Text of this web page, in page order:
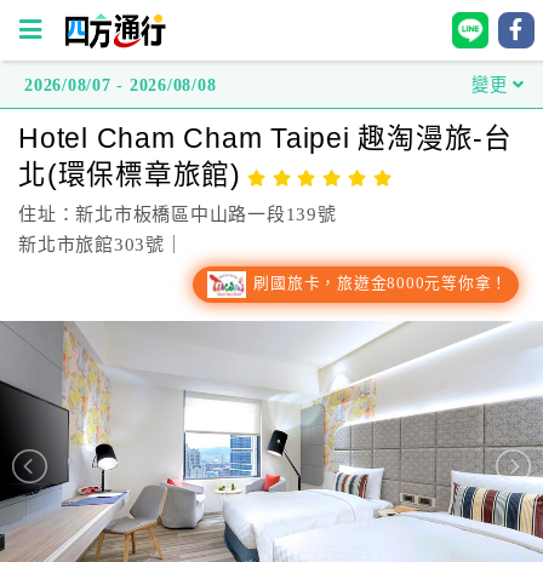
方
通
行
訂
台
訂
直
接
2026/08/07 - 2026/08/08 變更
Hotel Cham Cham Taipei 趣淘漫旅-台
北(環保標章旅館)
住址：新北市板橋區中山路一段139號
新北市旅館303號｜
刷國旅卡，旅遊金8000元等你拿！